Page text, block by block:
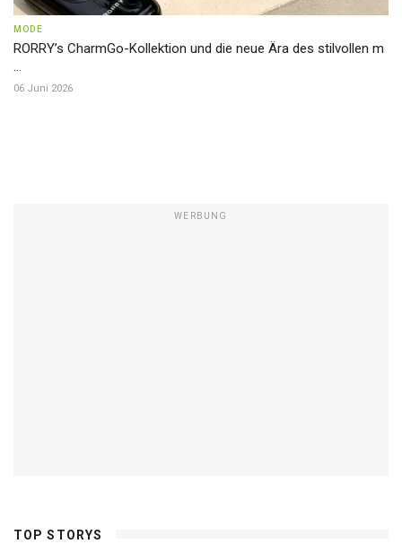
MODE
RORRY’s CharmGo-Kollektion und die neue Ära des stilvollen m
...
06 Juni 2026
WERBUNG
TOP STORYS